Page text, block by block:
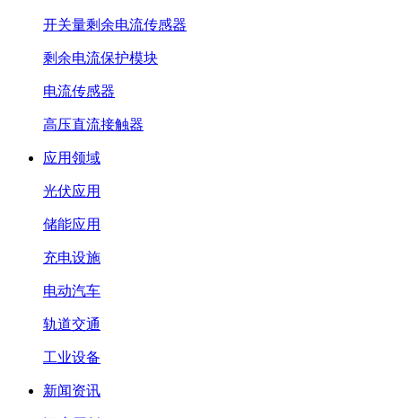
开关量剩余电流传感器
剩余电流保护模块
电流传感器
高压直流接触器
应用领域
光伏应用
储能应用
充电设施
电动汽车
轨道交通
工业设备
新闻资讯